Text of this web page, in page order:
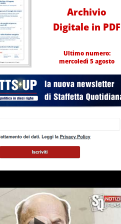
Archivio
Digitale in PDF
Ultimo numero:
mercoledì 5 agosto